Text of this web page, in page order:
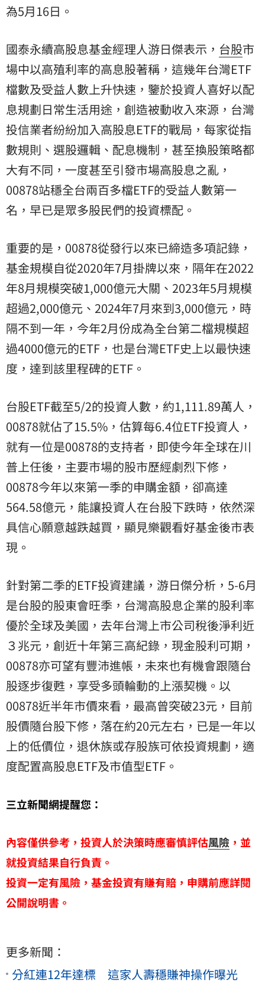
為5月16日。
國泰永續高股息基金經理人游日傑表示， 台股市
場中以高殖利率的高息股著稱，這幾年台灣ETF
檔數及受益人數上升快速，鑒於投資人喜好以配
息規劃日常生活用途，創造被動收入來源，台灣
投信業者紛紛加入高股息ETF的戰局，每家從指
數規則、選股邏輯、配息機制，甚至換股策略都
大有不同，一度甚至引發市場高股息之亂，
00878站穩全台兩百多檔ETF的受益人數第一
名，早已是眾多股民們的投資標配。
重要的是，00878從發行以來已締造多項記錄，
基金規模自從2020年7月掛牌以來，隔年在2022
年8月規模突破1,000億元大關、2023年5月規模
超過2,000億元、2024年7月來到3,000億元，時
隔不到一年，今年2月份成為全台第二檔規模超
過4000億元的ETF，也是台灣ETF史上以最快速
度，達到該里程碑的ETF。
台股ETF截至5/2的投資人數，約1,111.89萬人，
00878就佔了15.5%，估算每6.4位ETF投資人，
就有一位是00878的支持者，即使今年全球在川
普 上任後，主要市場的股市歷經劇烈下修，
00878今年以來第一季的申購金額，卻高達
564.58億元，能讓投資人在台股下跌時，依然深
具信心願意越跌越買，顯見樂觀看好基金後市表
現。
針對第二季的ETF投資建議，游日傑分析，5-6月
是台股的股東會旺季，台灣高股息企業的股利率
優於全球及美國，去年台灣上市公司稅後淨利近
３兆元，創近十年第三高紀錄，現金股利可期，
00878亦可望有豐沛進帳，未來也有機會跟隨台
股逐步復甦，享受多頭輪動的上漲契機。以
00878近半年市價來看，最高曾突破23元，目前
股價隨台股下修，落在約20元左右，已是一年以
上的低價位，退休族或存股族可依投資規劃，適
度配置高股息ETF及市值型ETF。
三立新聞網提醒您：
內容僅供參考，投資人於決策時應審慎評估風險 ，並
就投資結果自行負責。
投資一定有風險，基金投資有賺有賠，申購前應詳閱
公開說明書。
更多新聞：
分紅連12年達標 這家人壽穩賺神操作曝光